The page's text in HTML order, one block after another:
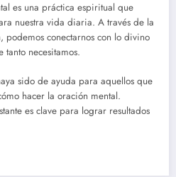
es una práctica espiritual que
nuestra vida diaria. A través de la
podemos conectarnos con lo divino
necesitamos.
sido de ayuda para aquellos que
hacer la oración mental.
es clave para lograr resultados